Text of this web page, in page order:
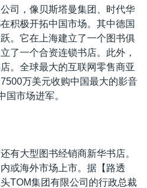
司，像贝斯塔曼集团、时代华
积极开拓中国市场。其中德国
。它在上海建立了一个图书俱
了一个合资连锁书店。此外，
。全球最大的互联网零售商亚
万美元收购中国最大的影音
国市场进军。
有大型图书经销商新华书店。
或海外市场上市。据【路透
TOM集团有限公司的行政总裁